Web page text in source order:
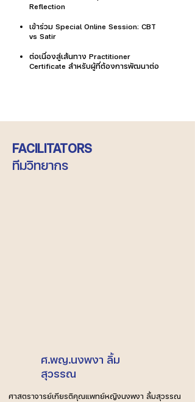
Reflection
เข้าร่วม Special Online Session: CBT
vs Satir
ต่อเนื่องสู่เส้นทาง Practitioner
Certificate สำหรับผู้ที่ต้องการพัฒนาต่อ
FACILITATORS
ทีมวิทยากร
ศ.พญ.นงพงา ลิ้ม
สุวรรณ
ศาสตราจารย์เกียรติคุณแพทย์หญิงนงพงา ลิ้มสุวรรณ